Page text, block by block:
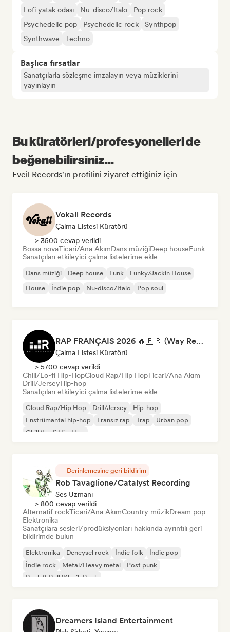
Lofi yatak odası
Nu-disco/Italo
Pop rock
Psychedelic pop
Psychedelic rock
Synthpop
Synthwave
Techno
Başlıca fırsatlar
Sanatçılarla sözleşme imzalayın veya müziklerini
yayınlayın
Bu küratörleri/profesyonelleri de
beğenebilirsiniz...
Eveil Records'ın profilini ziyaret ettiğiniz için
Vokall Records
Çalma Listesi Küratörü
> 3500 cevap verildi
Bossa novaTicari/Ana AkımDans müziğiDeep houseFunk
Sanatçıları etkileyici çalma listelerime ekle
Dans müziği Deep house Funk
Funky/Jackin House
House
İndie pop Nu-disco/Italo Pop soul
RAP FRANÇAIS 2026 🔥🇫🇷 (Way Records)
Çalma Listesi Küratörü
> 5700 cevap verildi
Chill/Lo-fi Hip-HopCloud Rap/Hip HopTicari/Ana Akım
Drill/JerseyHip-hop
Sanatçıları etkileyici çalma listelerime ekle
Cloud Rap/Hip Hop Drill/Jersey
Hip-hop
Enstrümantal hip-hop
Fransız rap Trap
Urban pop
Chill/Lo-fi Hip-Hop
Derinlemesine geri bildirim
Rob Tavaglione/Catalyst Recording
Ses Uzmanı
> 800 cevap verildi
Alternatif rockTicari/Ana AkımCountry müzikDream pop
Elektronika
Sanatçılara sesleri/prodüksiyonları hakkında ayrıntılı geri
bildirimde bulun
Elektronika Deneysel rock İndie folk
İndie pop
İndie rock
Metal/Heavy metal
Post punk
Rock & Roll/Klasik Rock
Dreamers Island Entertainment